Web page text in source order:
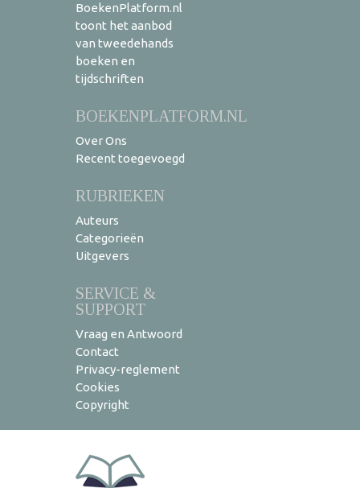
BoekenPlatform.nl
toont het aanbod
van tweedehands
boeken en
tijdschriften
BOEKENPLATFORM.NL
Over Ons
Recent toegevoegd
RUBRIEKEN
Auteurs
Categorieën
Uitgevers
SERVICE &
SUPPORT
Vraag en Antwoord
Contact
Privacy-reglement
Cookies
Copyright